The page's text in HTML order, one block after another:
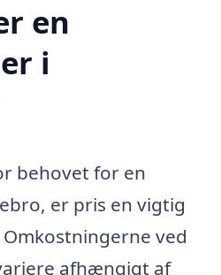
en
i
behovet for en
er pris en vigtig
ved
afhængigt af